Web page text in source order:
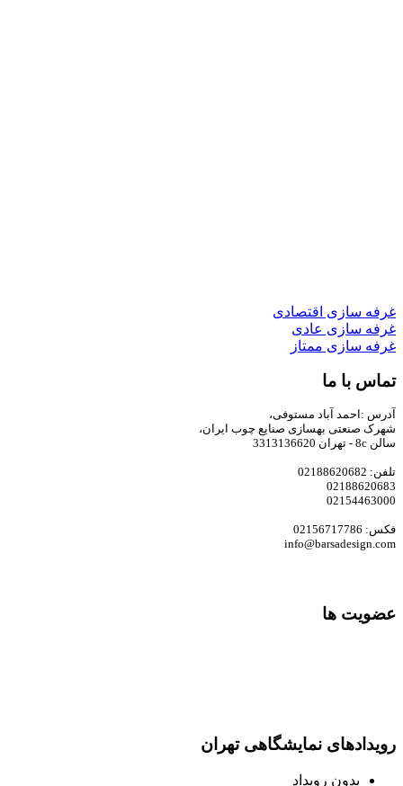
غرفه سازی اقتصادی
غرفه سازی عادی
غرفه سازی ممتاز
تماس با ما
آدرس :احمد آباد مستوفی،
شهرک صنعتی بهسازی صنایع چوب ایران،
سالن 8c - تهران 3313136620
تلفن: 02188620682
02188620683
02154463000
فکس: 02156717786
info@barsadesign.com
عضویت ها
رویدادهای نمایشگاهی تهران
بدون رویداد